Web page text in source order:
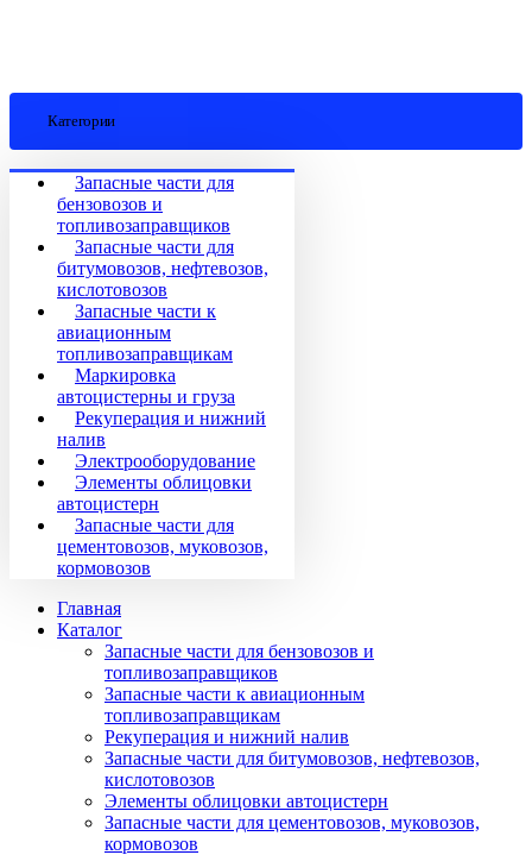
Категории
Запасные части для
бензовозов и
топливозаправщиков
Запасные части для
битумовозов, нефтевозов,
кислотовозов
Запасные части к
авиационным
топливозаправщикам
Маркировка
автоцистерны и груза
Рекуперация и нижний
налив
Электрооборудование
Элементы облицовки
автоцистерн
Запасные части для
цементовозов, муковозов,
кормовозов
Главная
Каталог
Запасные части для бензовозов и
топливозаправщиков
Запасные части к авиационным
топливозаправщикам
Рекуперация и нижний налив
Запасные части для битумовозов, нефтевозов,
кислотовозов
Элементы облицовки автоцистерн
Запасные части для цементовозов, муковозов,
кормовозов